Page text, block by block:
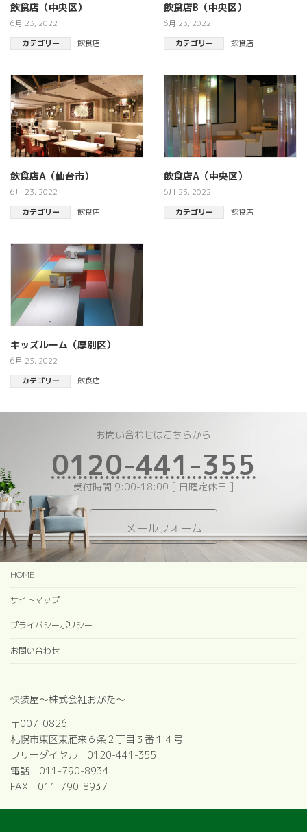
飲食店（中央区）
6月 23, 2022
カテゴリー
飲食店
飲食店B（中央区）
6月 23, 2022
カテゴリー
飲食店
飲食店A（仙台市）
6月 23, 2022
カテゴリー
飲食店
飲食店A（中央区）
6月 23, 2022
カテゴリー
飲食店
キッズルーム（厚別区）
6月 23, 2022
カテゴリー
飲食店
お問い合わせはこちらから
0120-441-355
受付時間 9:00-18:00 [ 日曜定休日 ]
メールフォーム
HOME
サイトマップ
プライバシーポリシー
お問い合わせ
快装屋〜株式会社おがた〜
〒007-0826
札幌市東区東雁来６条２丁目３番１４号
フリーダイヤル 0120-441-355
電話 011-790-8934
FAX 011-790-8937